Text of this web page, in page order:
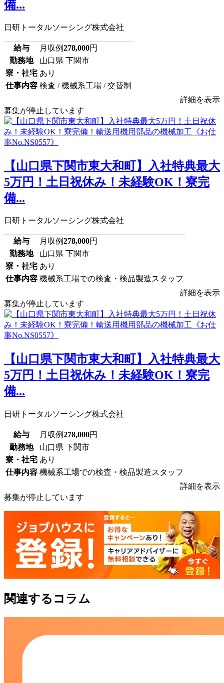
備...
日研トータルソーシング株式会社
給与 月収例278,000円
勤務地
山口県 下関市
寮・社宅 あり
仕事内容 検査 / 機械系工場 / 交替制
詳細を表示
募集が停止しています
【山口県下関市東大和町】入社特典最大
5万円！土日祝休み！未経験OK！寮完
備...
日研トータルソーシング株式会社
給与 月収例278,000円
勤務地
山口県 下関市
寮・社宅 あり
仕事内容 機械系工場での検査・検品製造スタッフ
詳細を表示
募集が停止しています
【山口県下関市東大和町】入社特典最大
5万円！土日祝休み！未経験OK！寮完
備...
日研トータルソーシング株式会社
給与 月収例278,000円
勤務地
山口県 下関市
寮・社宅 あり
仕事内容 機械系工場での検査・検品製造スタッフ
詳細を表示
募集が停止しています
関連するコラム